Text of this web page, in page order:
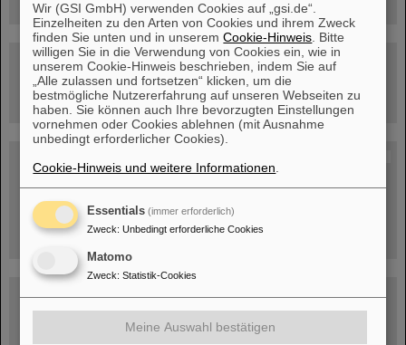
Besichtigung von GSI/FAIR –
jetzt Termin buchen!
Wir (GSI GmbH) verwenden Cookies auf „gsi.de“.
Einzelheiten zu den Arten von Cookies und ihrem Zweck
finden Sie unten und in unseremCookie-Hinweis . Bitte
willigen Sie in die Verwendung von Cookies ein, wie in
unserem Cookie-Hinweis beschrieben, indem Sie auf
„Alle zulassen und fortsetzen“ klicken, um die
bestmögliche Nutzererfahrung auf unseren Webseiten zu
haben. Sie können auch Ihre bevorzugten Einstellungen
vornehmen oder Cookies ablehnen (mit Ausnahme
unbedingt erforderlicher Cookies).
Cookie-Hinweis und weitere Informationen
Essentials (immer erforderlich)
Zweck: Unbedingt erforderliche Cookies
Matomo
Zweck: Statistik-Cookies
Meine Auswahl bestätigen